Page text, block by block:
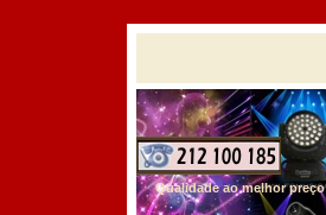
Qualidade ao melhor preço